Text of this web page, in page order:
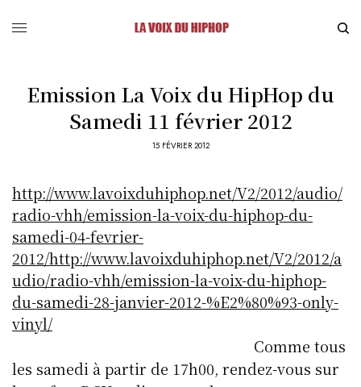
Emission La Voix du HipHop du
Samedi 11 février 2012
15 FÉVRIER 2012
http://www.lavoixduhiphop.net/V2/2012/audio/
radio-vhh/emission-la-voix-du-hiphop-du-
samedi-04-fevrier-
2012/http://www.lavoixduhiphop.net/V2/2012/a
udio/radio-vhh/emission-la-voix-du-hiphop-
du-samedi-28-janvier-2012-%E2%80%93-only-
vinyl/
Comme tous
les samedi à partir de 17h00, rendez-vous sur